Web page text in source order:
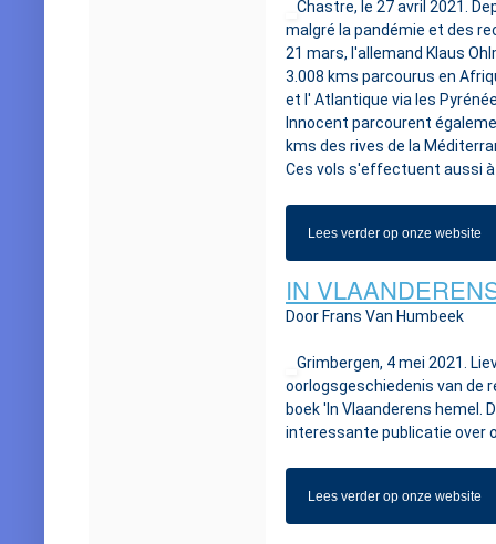
Chastre, le 27 avril 2021.
malgré la pandémie et des
21 mars, l'allemand Klaus
3.008 kms parcourus en
et l' Atlantique via les
Innocent parcourent
kms des rives de la
Ces vols s'effectuent aussi
Lees verder op onze website
IN
Door Frans Van Humbeek
Grimbergen, 4 mei 2021.
oorlogsgeschiedenis van de
boek 'In Vlaanderens hemel.
interessante publicatie over
Lees verder op onze website